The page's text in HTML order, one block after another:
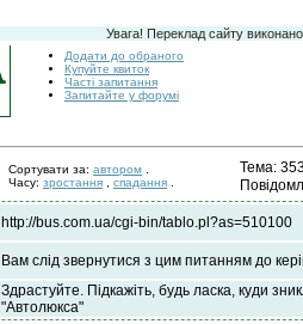
Увага! Переклад сайту
Додати до обраного
Купуйте квиток
Часті запитання
Запитайте у форумі
Сортувати за: автором
Часу: зростання спадання
Тема:
http://bus.com.ua/cgi-bin/tablo.pl?as=510100
Вам слід звернутися з цим питанням до
Здрастуйте. Підкажіть, будь ласка, куди
"Автолюкса"